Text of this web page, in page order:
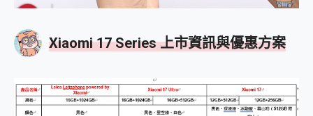
Xiaomi 17 Series 上市資訊與優惠方案